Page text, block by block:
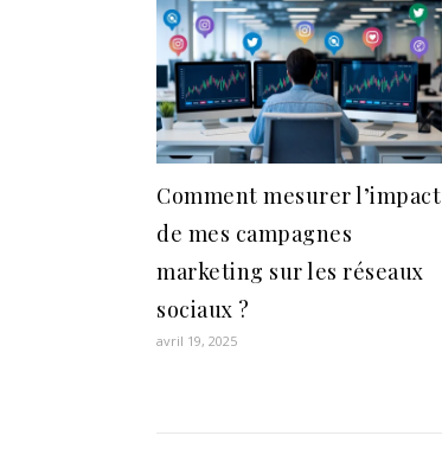
Comment mesurer l’impact
de mes campagnes
marketing sur les réseaux
sociaux ?
avril 19, 2025